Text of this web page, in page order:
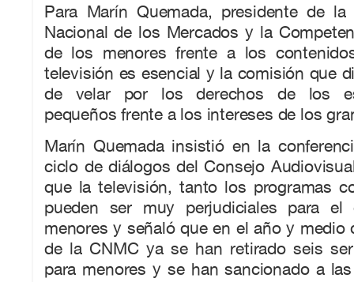
Para Marín Quemada, presidente de la
Nacional de los Mercados y la
de los menores frente a los
televisión es esencial y la comisión que
de velar por los derechos de los
pequeños frente a los intereses de los
Marín Quemada insistió en la
ciclo de diálogos del Consejo
que la televisión, tanto los programas
pueden ser muy perjudiciales para el
menores y señaló que en el año y medio
de la CNMC ya se han retirado seis
para menores y se han sancionado a